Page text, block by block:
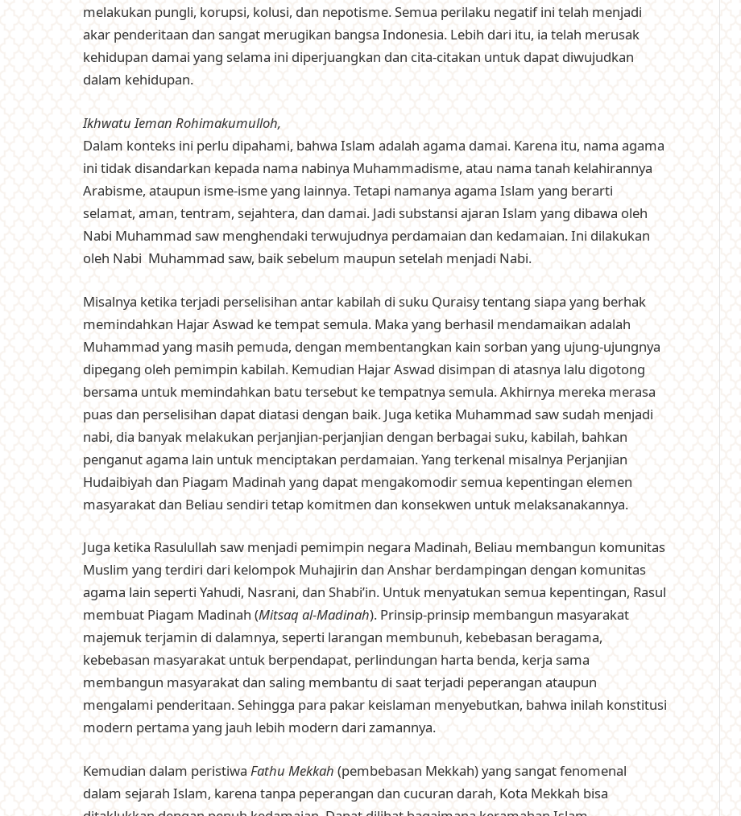
melakukan pungli, korupsi, kolusi, dan nepotisme. Semua perilaku negatif ini telah menjadi
akar penderitaan dan sangat merugikan bangsa Indonesia. Lebih dari itu, ia telah merusak
kehidupan damai yang selama ini diperjuangkan dan cita-citakan untuk dapat diwujudkan
dalam kehidupan.
Ikhwatu Ieman Rohimakumulloh,
Dalam konteks ini perlu dipahami, bahwa Islam adalah agama damai. Karena itu, nama agama
ini tidak disandarkan kepada nama nabinya Muhammadisme, atau nama tanah kelahirannya
Arabisme, ataupun isme-isme yang lainnya. Tetapi namanya agama Islam yang berarti
selamat, aman, tentram, sejahtera, dan damai. Jadi substansi ajaran Islam yang dibawa oleh
Nabi Muhammad saw menghendaki terwujudnya perdamaian dan kedamaian. Ini dilakukan
oleh Nabi Muhammad saw, baik sebelum maupun setelah menjadi Nabi.
Misalnya ketika terjadi perselisihan antar kabilah di suku Quraisy tentang siapa yang berhak
memindahkan Hajar Aswad ke tempat semula. Maka yang berhasil mendamaikan adalah
Muhammad yang masih pemuda, dengan membentangkan kain sorban yang ujung-ujungnya
dipegang oleh pemimpin kabilah. Kemudian Hajar Aswad disimpan di atasnya lalu digotong
bersama untuk memindahkan batu tersebut ke tempatnya semula. Akhirnya mereka merasa
puas dan perselisihan dapat diatasi dengan baik. Juga ketika Muhammad saw sudah menjadi
nabi, dia banyak melakukan perjanjian-perjanjian dengan berbagai suku, kabilah, bahkan
penganut agama lain untuk menciptakan perdamaian. Yang terkenal misalnya Perjanjian
Hudaibiyah dan Piagam Madinah yang dapat mengakomodir semua kepentingan elemen
masyarakat dan Beliau sendiri tetap komitmen dan konsekwen untuk melaksanakannya.
Juga ketika Rasulullah saw menjadi pemimpin negara Madinah, Beliau membangun komunitas
Muslim yang terdiri dari kelompok Muhajirin dan Anshar berdampingan dengan komunitas
agama lain seperti Yahudi, Nasrani, dan Shabi’in. Untuk menyatukan semua kepentingan, Rasul
membuat Piagam Madinah (Mitsaq al-Madinah). Prinsip-prinsip membangun masyarakat
majemuk terjamin di dalamnya, seperti larangan membunuh, kebebasan beragama,
kebebasan masyarakat untuk berpendapat, perlindungan harta benda, kerja sama
membangun masyarakat dan saling membantu di saat terjadi peperangan ataupun
mengalami penderitaan. Sehingga para pakar keislaman menyebutkan, bahwa inilah konstitusi
modern pertama yang jauh lebih modern dari zamannya.
Kemudian dalam peristiwa Fathu Mekkah (pembebasan Mekkah) yang sangat fenomenal
dalam sejarah Islam, karena tanpa peperangan dan cucuran darah, Kota Mekkah bisa